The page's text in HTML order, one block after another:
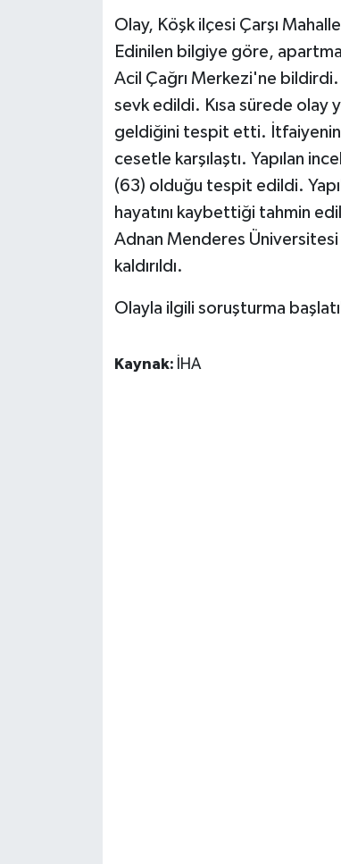
Olay, Köşk ilçesi Çarşı
Edinilen bilgiye göre,
Acil Çağrı Merkezi'ne
sevk edildi. Kısa sürede olay
geldiğini tespit etti. İtfaiyenin
cesetle karşılaştı. Yapılan
(63) olduğu tespit edildi.
hayatını kaybettiği tahmin
Adnan Menderes
kaldırıldı.
Olayla ilgili soruşturma
Kaynak: İHA